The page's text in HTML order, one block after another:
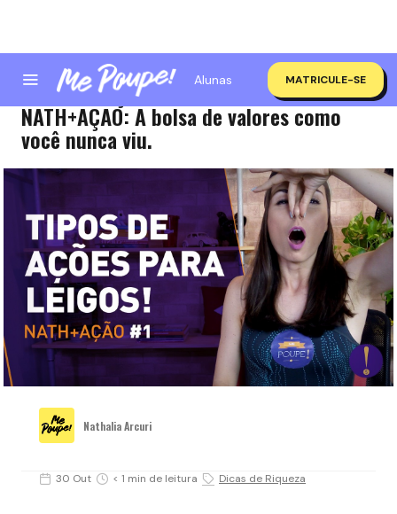
Alunas MATRICULE-SE
TIPOS DE AÇÕES PARA LEIGOS! ESTRÉIA
NATH+AÇÃO: A bolsa de valores como
você nunca viu.
Nathalia Arcuri
30 Out < 1 min de leitura Dicas de Riqueza